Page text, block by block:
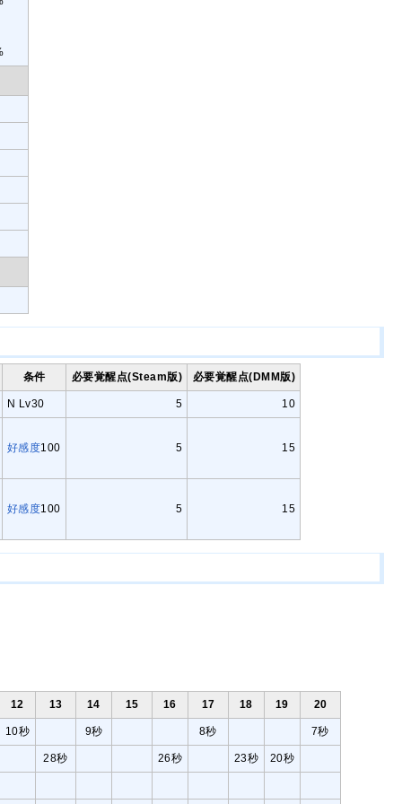
条件 必要覚醒点(Steam版) 必要覚醒点(DMM版)
N Lv30 5 10
好感度100 5 15
好感度100 5 15
12 13 14 15 16 17 18 19 20
10秒 9秒 8秒 7秒
28秒 26秒 23秒 20秒